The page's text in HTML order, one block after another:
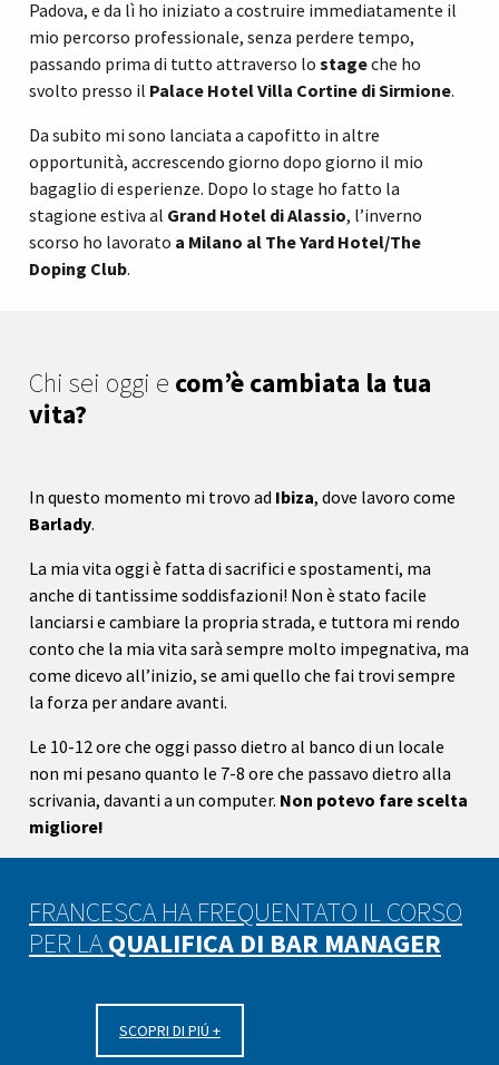
Padova, e da lì ho iniziato a costruire immediatamente il
mio percorso professionale, senza perdere tempo,
passando prima di tutto attraverso lo stageche ho
svolto presso il Palace Hotel Villa Cortine di Sirmione.
Da subito mi sono lanciata a capofitto in altre
opportunità, accrescendo giorno dopo giorno il mio
bagaglio di esperienze. Dopo lo stage ho fatto la
stagione estiva al Grand Hotel di Alassio, l’inverno
scorso ho lavorato a Milano al The Yard Hotel/The
Doping Club.
Chi sei oggi e com’è cambiata la tua
vita?
In questo momento mi trovo ad Ibiza, dove lavoro come
Barlady.
La mia vita oggi è fatta di sacrifici e spostamenti, ma
anche di tantissime soddisfazioni! Non è stato facile
lanciarsi e cambiare la propria strada, e tuttora mi rendo
conto che la mia vita sarà sempre molto impegnativa, ma
come dicevo all’inizio, se ami quello che fai trovi sempre
la forza per andare avanti.
Le 10-12 ore che oggi passo dietro al banco di un locale
non mi pesano quanto le 7-8 ore che passavo dietro alla
scrivania, davanti a un computer. Non potevo fare scelta
migliore!
FRANCESCA HA FREQUENTATO IL CORSO
PER LAQUALIFICA DI BAR MANAGER
SCOPRI DI PIÚ +